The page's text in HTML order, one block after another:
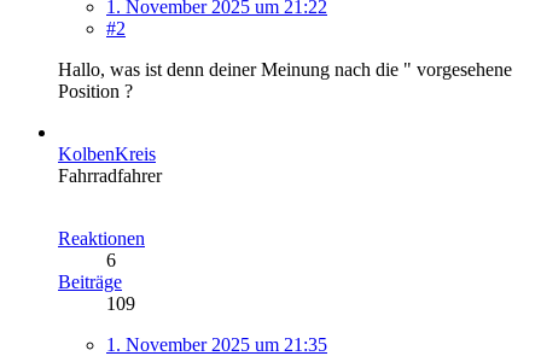
1. November 2025 um 21:22
#2
Hallo, was ist denn deiner Meinung nach die " vorgesehene
Position ?
KolbenKreis
Fahrradfahrer
Reaktionen
6
Beiträge
109
1. November 2025 um 21:35